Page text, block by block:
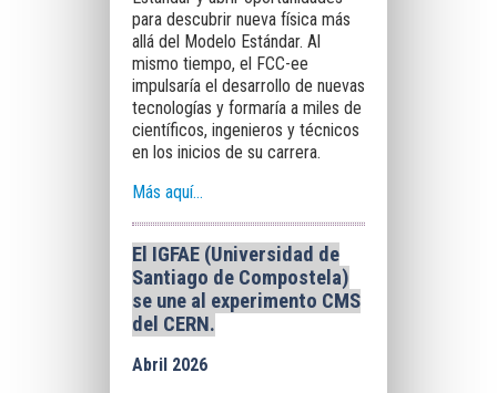
para descubrir nueva física más
allá del Modelo Estándar. Al
mismo tiempo, el FCC-ee
impulsaría el desarrollo de nuevas
tecnologías y formaría a miles de
científicos, ingenieros y técnicos
en los inicios de su carrera.
Más aquí…
El IGFAE (Universidad de
Santiago de Compostela)
se une al experimento CMS
del CERN.
Abril 2026